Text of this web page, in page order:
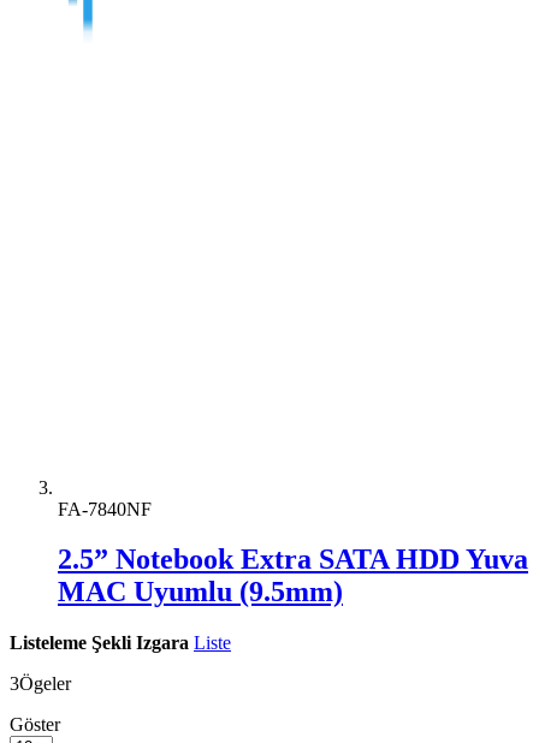
FA-7840NF
2.5” Notebook Extra SATA HDD Yuva
MAC Uyumlu (9.5mm)
Listeleme Şekli Izgara Liste
3Ögeler
Göster